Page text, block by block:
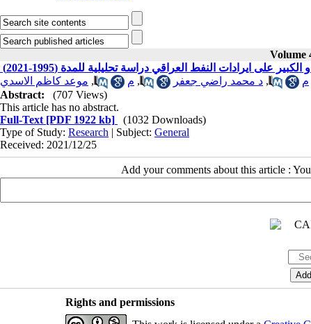
Volume
على ايرادات النفط العراقي دراسة تحليلية للمدة (1995-2021)
م , د محمد راضي جعفر , م , موعد كاظم الاسدي
Abstract:
(707 Views)
This article has no abstract.
Full-Text [PDF 1922 kb]
(1032 Downloads)
Type of Study: Research | Subject: General
Received: 2021/12/25
Add your comments about this article :
Rights and permissions